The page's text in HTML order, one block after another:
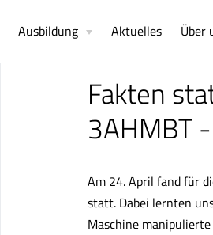
Ausbildung Aktuelles Über
Fakten
3AHMBT
Am 24. April fand für
statt. Dabei lernten
Maschine